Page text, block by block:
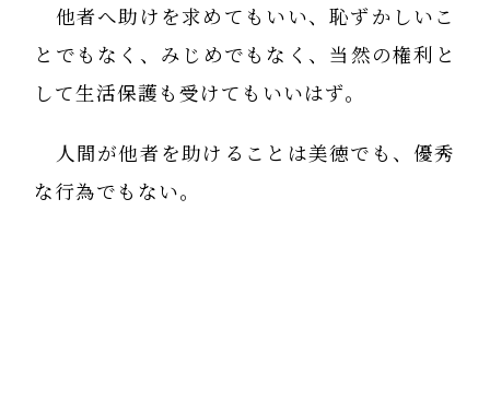
他者へ助けを求めてもいい、恥ずかしいこ
とでもなく、みじめでもなく、当然の権利と
して生活保護も受けてもいいはず。
人間が他者を助けることは美徳でも、優秀
な行為でもない。